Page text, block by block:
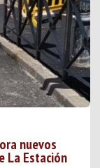
nuevos
La Estación